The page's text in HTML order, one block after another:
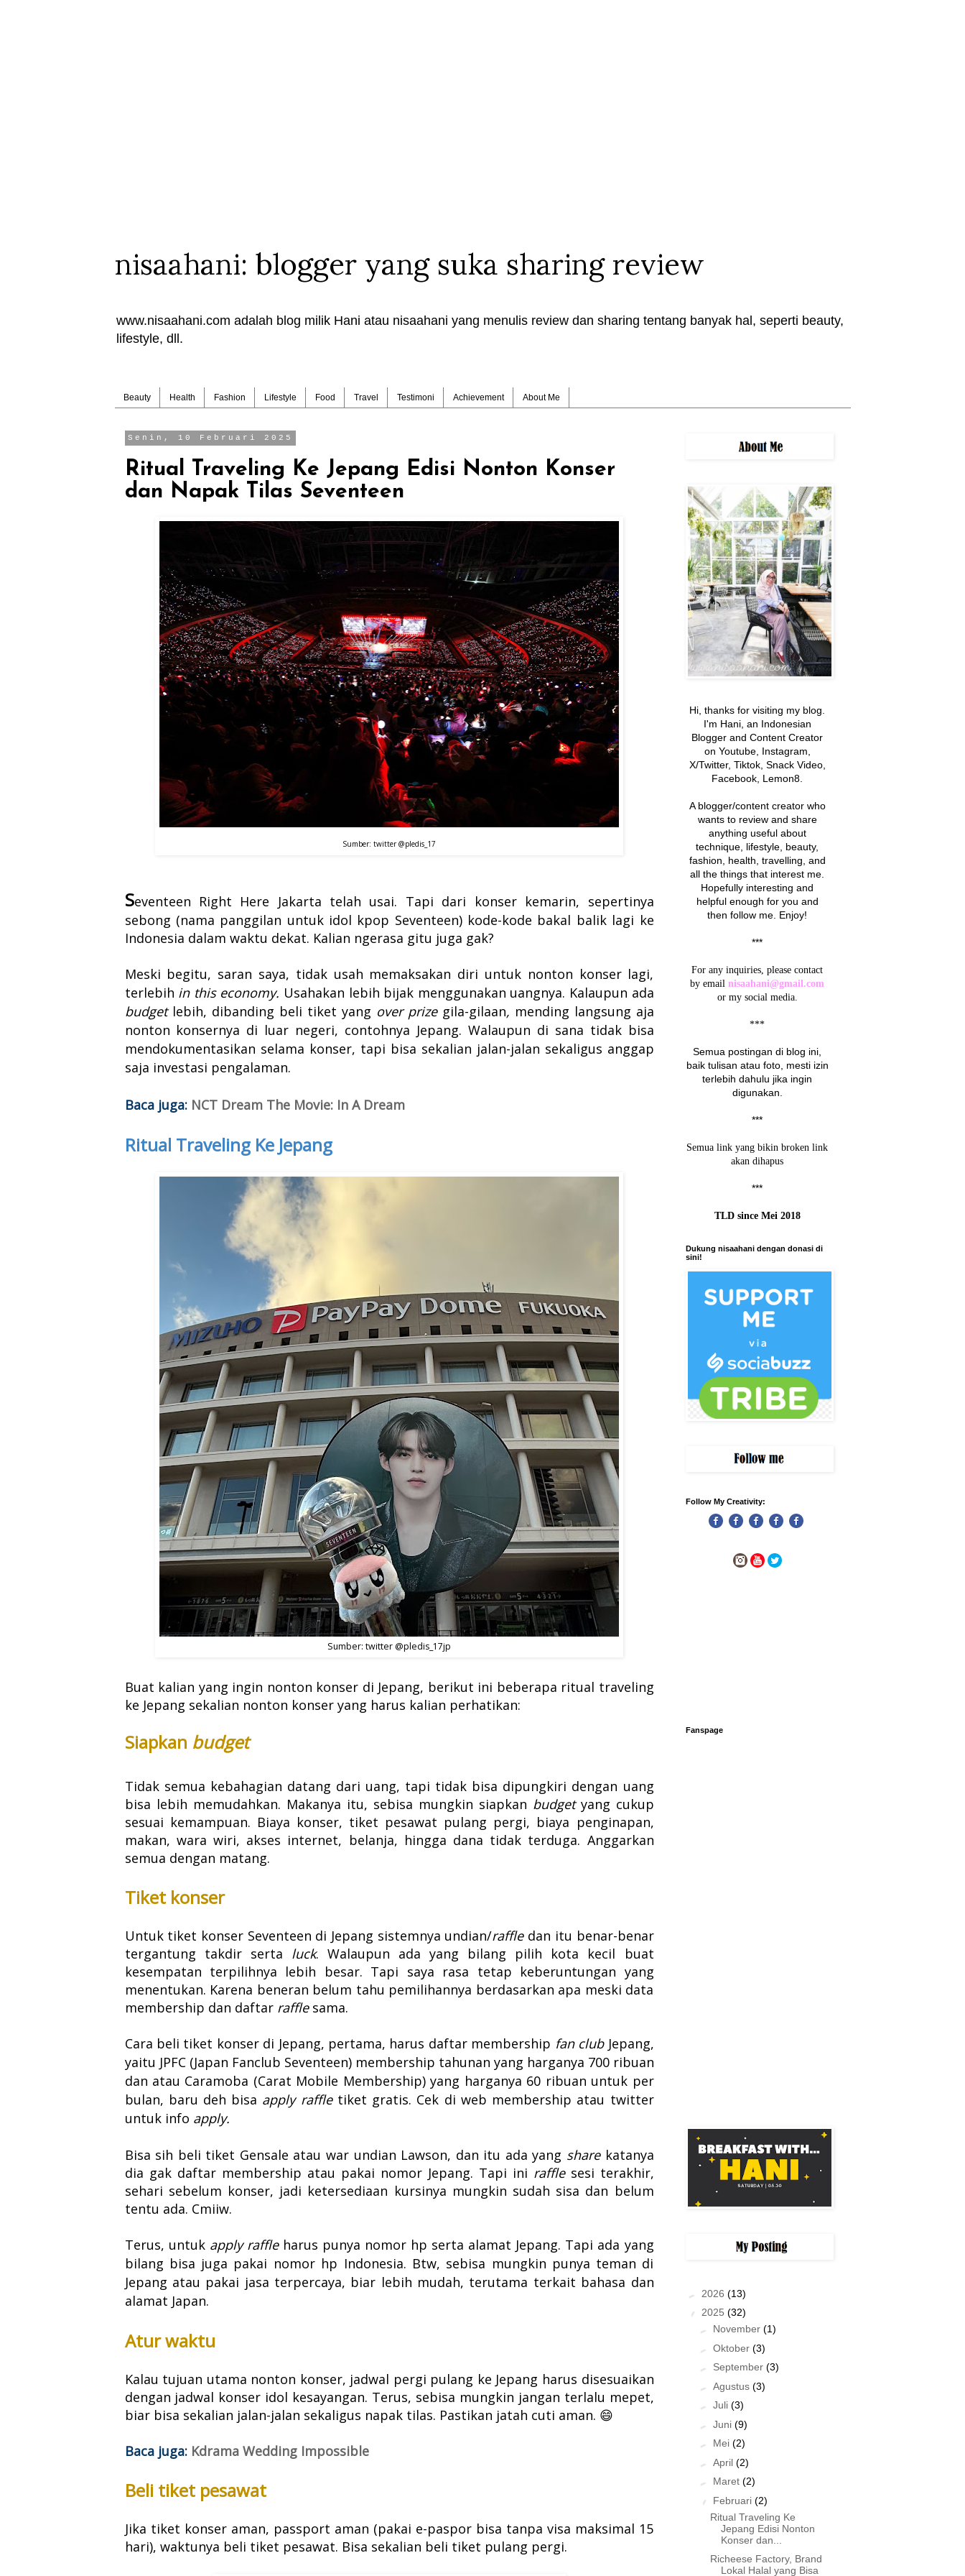
nisaahani: blogger yang suka sharing review
www.nisaahani.com adalah blog milik Hani atau nisaahani yang menulis review dan sharing tentang banyak hal, seperti beauty,
lifestyle, dll.
Beauty Health Fashion Lifestyle Food Travel Testimoni Achievement About Me
Senin, 10 Februari 2025
Ritual Traveling Ke Jepang Edisi Nonton Konser
dan Napak Tilas Seventeen
Sumber: twitter @pledis_17
Seventeen Right Here Jakarta telah usai. Tapi dari konser kemarin, sepertinya
sebong (nama panggilan untuk idol kpop Seventeen) kode-kode bakal balik lagi ke
Indonesia dalam waktu dekat. Kalian ngerasa gitu juga gak?
Meski begitu, saran saya, tidak usah memaksakan diri untuk nonton konser lagi,
terlebih in this economy. Usahakan lebih bijak menggunakan uangnya. Kalaupun ada
budget lebih, dibanding beli tiket yang over prize gila-gilaan, mending langsung aja
nonton konsernya di luar negeri, contohnya Jepang. Walaupun di sana tidak bisa
mendokumentasikan selama konser, tapi bisa sekalian jalan-jalan sekaligus anggap
saja investasi pengalaman.
Baca juga: NCT Dream The Movie: In A Dream
Ritual Traveling Ke Jepang
Sumber: twitter @pledis_17jp
Buat kalian yang ingin nonton konser di Jepang, berikut ini beberapa ritual traveling
ke Jepang sekalian nonton konser yang harus kalian perhatikan:
Siapkan budget
Tidak semua kebahagian datang dari uang, tapi tidak bisa dipungkiri dengan uang
bisa lebih memudahkan. Makanya itu, sebisa mungkin siapkan budget yang cukup
sesuai kemampuan. Biaya konser, tiket pesawat pulang pergi, biaya penginapan,
makan, wara wiri, akses internet, belanja, hingga dana tidak terduga. Anggarkan
semua dengan matang.
Tiket konser
Untuk tiket konser Seventeen di Jepang sistemnya undian/raffle dan itu benar-benar
tergantung takdir serta luck. Walaupun ada yang bilang pilih kota kecil buat
kesempatan terpilihnya lebih besar. Tapi saya rasa tetap keberuntungan yang
menentukan. Karena beneran belum tahu pemilihannya berdasarkan apa meski data
membership dan daftar raffle sama.
Cara beli tiket konser di Jepang, pertama, harus daftar membership fan club Jepang,
yaitu JPFC (Japan Fanclub Seventeen) membership tahunan yang harganya 700 ribuan
dan atau Caramoba (Carat Mobile Membership) yang harganya 60 ribuan untuk per
bulan, baru deh bisa apply raffle tiket gratis. Cek di web membership atau twitter
untuk info apply.
Bisa sih beli tiket Gensale atau war undian Lawson, dan itu ada yang share katanya
dia gak daftar membership atau pakai nomor Jepang. Tapi ini raffle sesi terakhir,
sehari sebelum konser, jadi ketersediaan kursinya mungkin sudah sisa dan belum
tentu ada. Cmiiw.
Terus, untuk apply raffle harus punya nomor hp serta alamat Jepang. Tapi ada yang
bilang bisa juga pakai nomor hp Indonesia. Btw, sebisa mungkin punya teman di
Jepang atau pakai jasa terpercaya, biar lebih mudah, terutama terkait bahasa dan
alamat Japan.
Atur waktu
Kalau tujuan utama nonton konser, jadwal pergi pulang ke Jepang harus disesuaikan
dengan jadwal konser idol kesayangan. Terus, sebisa mungkin jangan terlalu mepet,
biar bisa sekalian jalan-jalan sekaligus napak tilas. Pastikan jatah cuti aman. 😄
Baca juga: Kdrama Wedding Impossible
Beli tiket pesawat
Jika tiket konser aman, passport aman (pakai e-paspor bisa tanpa visa maksimal 15
hari), waktunya beli tiket pesawat. Bisa sekalian beli tiket pulang pergi.
Hi, thanks for visiting my blog.
I'm Hani, an Indonesian
Blogger and Content Creator
on Youtube, Instagram,
X/Twitter, Tiktok, Snack Video,
Facebook, Lemon8.
A blogger/content creator who
wants to review and share
anything useful about
technique, lifestyle, beauty,
fashion, health, travelling, and
all the things that interest me.
Hopefully interesting and
helpful enough for you and
then follow me. Enjoy!
***
For any inquiries, please contact
by email nisaahani@gmail.com
or my social media.
***
Semua postingan di blog ini,
baik tulisan atau foto, mesti izin
terlebih dahulu jika ingin
digunakan.
***
Semua link yang bikin broken link
akan dihapus
***
TLD since Mei 2018
Dukung nisaahani dengan donasi di
sini!
Follow My Creativity:
Fanspage
► 2026 (13)
▼ 2025 (32)
► November(1)
►Oktober(3)
► September(3)
►Agustus(3)
►Juli(3)
►Juni(9)
► Mei(2)
►April(2)
► Maret(2)
▼ Februari(2)
Ritual Traveling Ke
Jepang Edisi Nonton
Konser dan...
Richeese Factory, Brand
Lokal Halal yang Bisa